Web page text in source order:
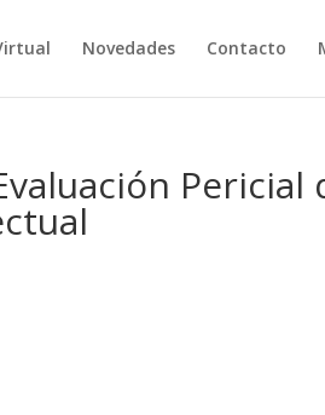
Novedades Contacto
Pericial